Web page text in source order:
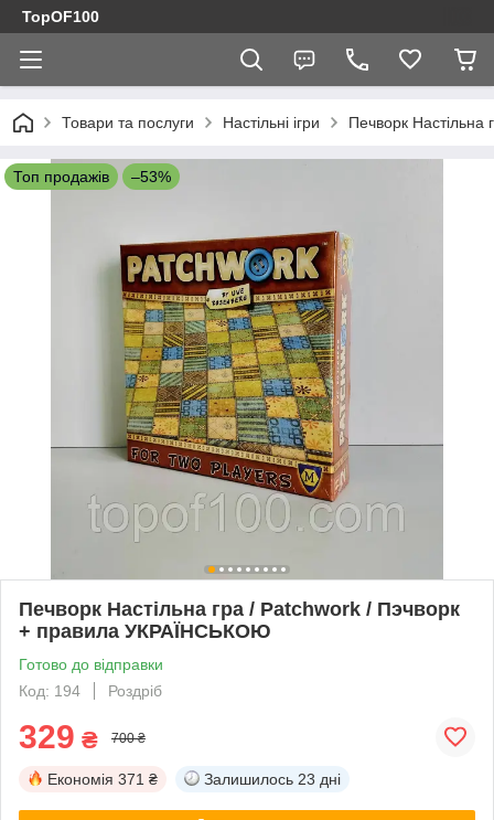
TopOF100
Товари та послуги Настільні ігри Печворк
Топ продажів –53%
Печворк Настільна гра / Patchwork / Пэчворк
+ правила УКРАЇНСЬКОЮ
Готово до відправки
Код: 194
Роздріб
329 ₴ 700 ₴
Економія 371 ₴ Залишилось 23 дні